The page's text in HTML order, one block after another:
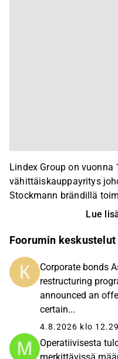
Lindex Group on
vähittäiskauppayritys
Stockmann brändillä
Baltiassa sekä Lindex
Lue
Foorumin keskustelut
Corporate bonds
restructuring
announced an
certain...
4.8.2026 klo 12.29
Operatiivisesta